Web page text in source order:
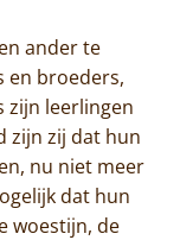
ander te
en broeders,
zijn leerlingen
zijn zij dat hun
nu niet meer
dat hun
woestijn, de